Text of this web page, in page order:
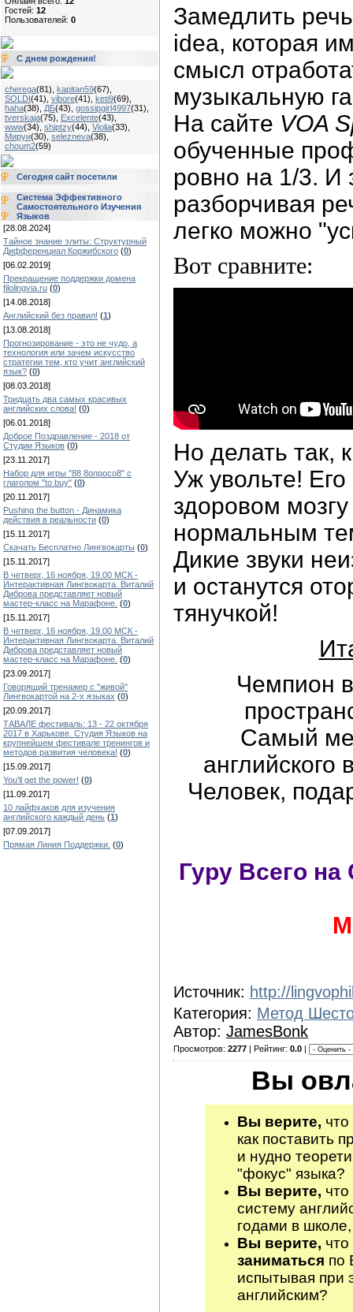
Гостей: 12
Пользователей: 0
С днем рождения!
cherega(81) kapitan59(67)
SOLDI(41) vibore(41) keti9(69)
haha(38) ДБ(43) gossipgirl4997(31)
tverskaja(75) Excelente(43)
www(34) shiptzy(44) Violia(33)
Мируи(30) selezneva(38)
choum2(59)
Сегодня сайт посетили
Система Эффективного
Самостоятельного Изучения
Языков
[28.08.2024]
Тайное знание элиты: Структурный
Дифференциал Коржибского (0)
[06.02.2019]
Прекращение поддержки домена
filolingvia.ru (0)
[14.08.2018]
Английский без правил! (1)
[13.08.2018]
Прогнозирование - это не чудо, а
технология или зачем искусство
стратегии тем, кто учит английский
язык? (0)
[08.03.2018]
Тридцать два самых красивых
английских слова! (0)
[06.01.2018]
Доброе Поздравление - 2018 от
Студии Языков (0)
[23.11.2017]
Набор для игры "88 8опросо8" с
глаголом "to buy" (0)
[20.11.2017]
Pushing the button - Динамика
действия в реальности (0)
[15.11.2017]
Скачать Бесплатно Лингвокарты (0)
[15.11.2017]
В четверг, 16 ноября, 19.00 МСК -
Интерактивная Лингвокарта. Виталий
Диброва представляет новый
мастер-класс на Марафоне. (0)
[15.11.2017]
В четверг, 16 ноября, 19.00 МСК -
Интерактивная Лингвокарта. Виталий
Диброва представляет новый
мастер-класс на Марафоне. (0)
[23.09.2017]
Говорящий тренажер с "живой"
Лингвокартой на 2-х языках (0)
[20.09.2017]
ТАВАЛЕ фестиваль: 13 - 22 октября
2017 в Харькове. Студия Языков на
крупнейшем фестивале тренингов и
методов развития человека! (0)
[15.09.2017]
You'll get the power! (0)
[11.09.2017]
10 лайфхаков для изучения
английского каждый день (1)
[07.09.2017]
Прямая Линия Поддержки. (0)
Замедлить
idea, которая
смысл
музыкальную
На сайте VOA
обученные
ровно на 1/3. И
разборчивая
легко можно
Вот сравните:
Но делать так,
Уж увольте!
здоровом
нормальным
Дикие звуки
и останутся
тянучкой!
Чемпион
Самый
Человек,
Гуру Всего
Источник: http://
Категория: Метод
Автор: JamesBonk
Просмотров: 2277 | Рейтинг: 0.0
Вы
Вы верите,
как поставить
и нудно
"фокус" языка?
Вы верите,
систему
годами в
Вы верите,
заниматься по
испытывая при
английским?